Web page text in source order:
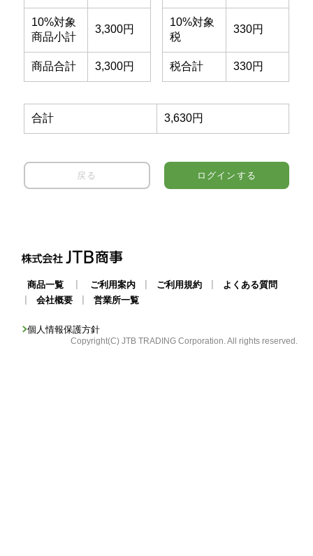
10%対象
商品小計
3,300円
商品合計 3,300円
10%対象
税
330円
税合計 330円
合計 3,630円
戻る ログインする
商品一覧 ご利用案内 ご利用規約
よくある質問
会社概要 営業所一覧
個人情報保護方針
Copyright(C) JTB TRADING Corporation. All rights reserved.